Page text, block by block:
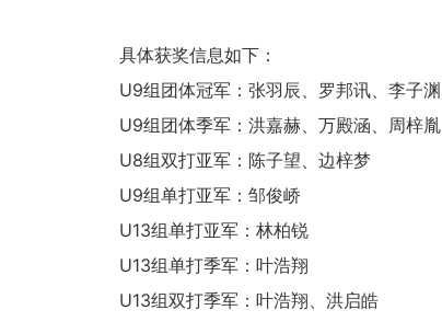
具体获奖信息如下：
U9组团体冠军：张羽辰、罗邦讯、李子
U9组团体季军：洪嘉赫、万殿涵、周梓
U8组双打亚军：陈子望、边梓梦
U9组单打亚军：邹俊峤
U13组单打亚军：林柏锐
U13组单打季军：叶浩翔
U13组双打季军：叶浩翔、洪启皓